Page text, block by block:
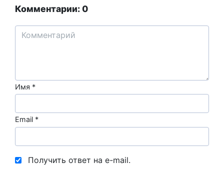
Комментарии: 0
Имя *
Email *
Получить ответ на e-mail.